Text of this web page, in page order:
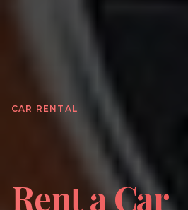
CAR RENTAL
Rent a Car